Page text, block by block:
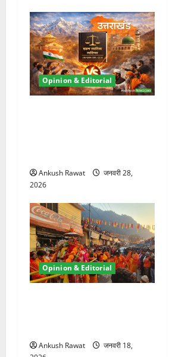
Opinion & Editorial
Ankush Rawat
जनवरी 28,
2026
Opinion & Editorial
Ankush Rawat
जनवरी 18,